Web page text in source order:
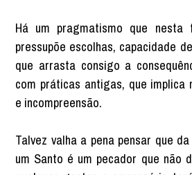
Há um pragmatismo que nesta
pressupõe escolhas, capacidade
que arrasta consigo a
com práticas antigas, que implica
e incompreensão.
Talvez valha a pena pensar que
um Santo é um pecador que não